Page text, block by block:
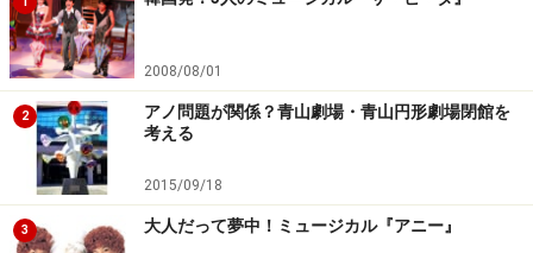
2008/08/01
2
アノ問題が関係？青山劇場・青山円形劇場閉館を
考える
2015/09/18
3 大人だって夢中！ミュージカル『アニー』